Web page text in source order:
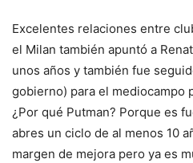
Excelentes relaciones entre
el Milan también apuntó a
unos años y también fue
gobierno) para el mediocampo
¿Por qué Putman? Porque es
abres un ciclo de al menos 10
margen de mejora pero ya es